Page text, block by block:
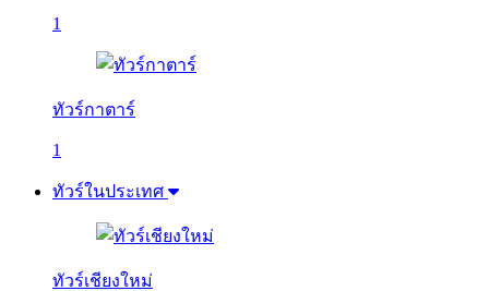
1
ทัวร์กาตาร์
1
ทัวร์ในประเทศ
ทัวร์เชียงใหม่